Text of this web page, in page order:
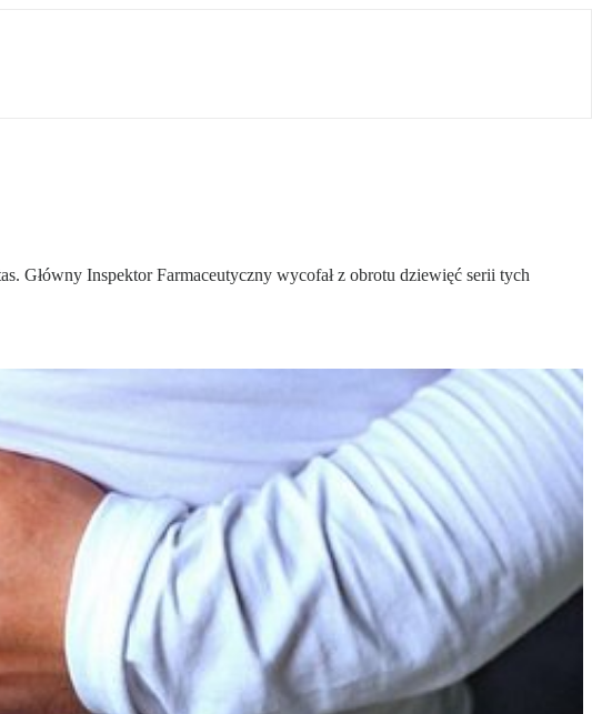
Główny Inspektor Farmaceutyczny wycofał z obrotu dziewięć serii tych